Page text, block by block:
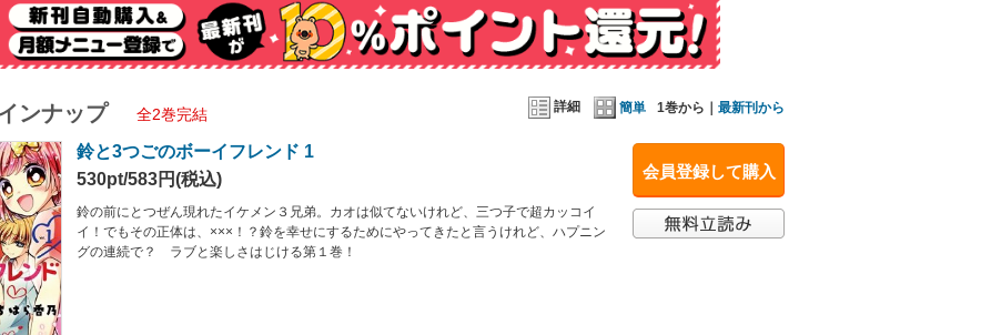
詳細 簡単 1巻から｜ 最新刊から
ンナップ 全2巻完結
会員登録して購入
鈴と3つごのボーイフレンド 1
530pt/583円(税込)
鈴の前にとつぜん現れたイケメン３兄弟。カオは似てないけれど、三つ子で超カッコイ
イ！でもその正体は、×××！？鈴を幸せにするためにやってきたと言うけれど、ハプニン
グの連続で？ ラブと楽しさはじける第１巻！